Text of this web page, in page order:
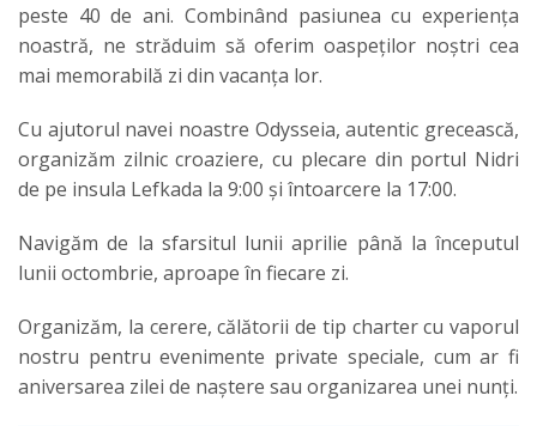
peste 40 de ani. Combinând pasiunea cu experiența
noastră, ne străduim să oferim oaspeților noștri cea
mai memorabilă zi din vacanța lor.
Cu ajutorul navei noastre Odysseia, autentic grecească,
organizăm zilnic croaziere, cu plecare din portul Nidri
de pe insula Lefkada la 9:00 și întoarcere la 17:00.
Navigăm de la sfarsitul lunii aprilie până la începutul
lunii octombrie, aproape în fiecare zi.
Organizăm, la cerere, călătorii de tip charter cu vaporul
nostru pentru evenimente private speciale, cum ar fi
aniversarea zilei de naștere sau organizarea unei nunți.